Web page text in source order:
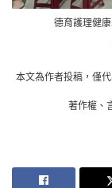
德育護理健
本文為作者投稿，僅
著作權、